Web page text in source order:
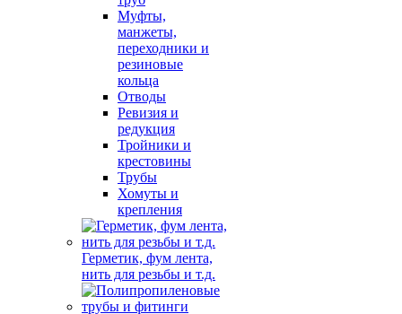
Муфты,
манжеты,
переходники и
резиновые
кольца
Отводы
Ревизия и
редукция
Тройники и
крестовины
Трубы
Хомуты и
крепления
Герметик, фум лента,
нить для резьбы и т.д.